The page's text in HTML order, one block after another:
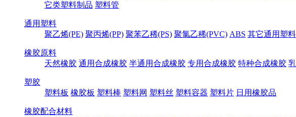
它类塑料制品 塑料管
通用塑料
聚乙烯(PE) 聚丙烯(PP) 聚苯乙稀(PS) 聚氯乙稀(PVC) ABS 其它通用塑料
橡胶原料
天然橡胶 通用合成橡胶 半通用合成橡胶 专用合成橡胶 特种合成橡胶
塑胶
塑料板 橡胶板 塑料棒 塑料网 塑料丝 塑料容器 塑料片 日用橡胶品
橡胶配合材料